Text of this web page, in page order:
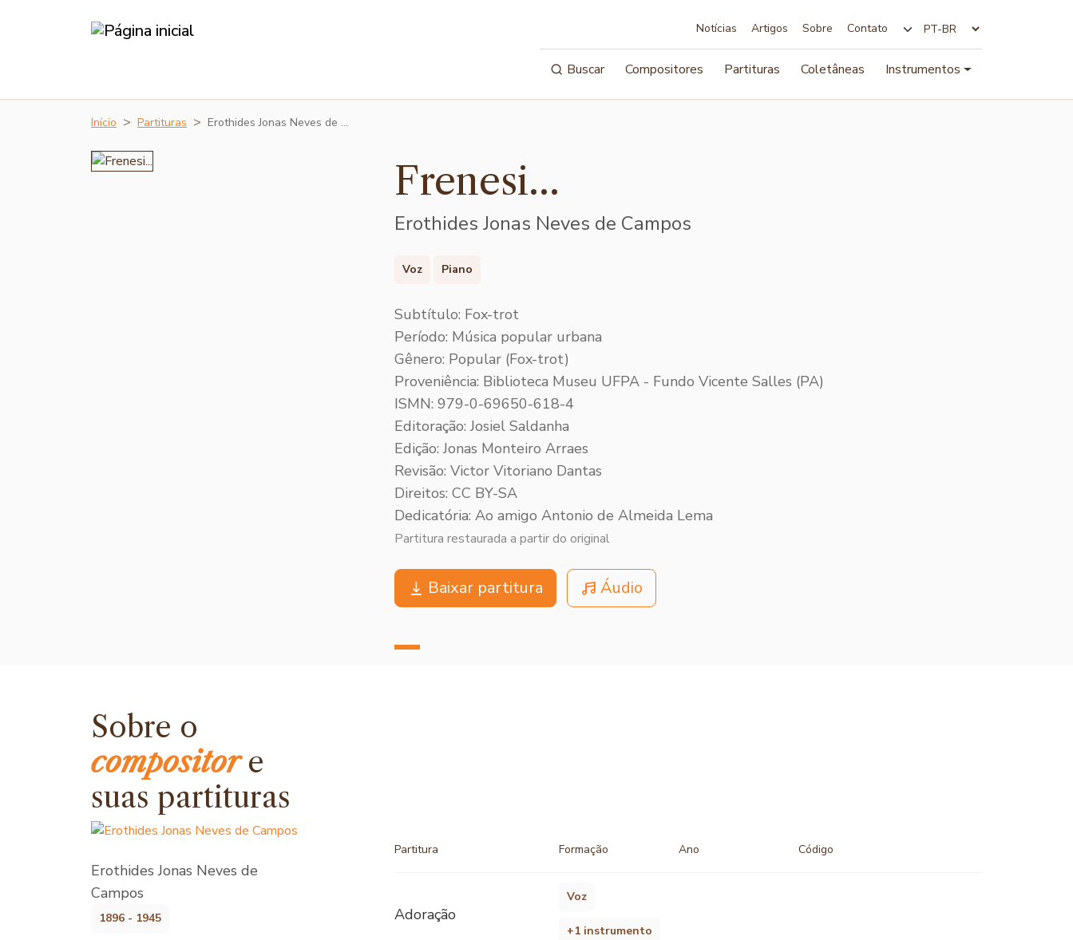
Notícias Artigos Sobre Contato
Buscar Compositores Partituras Coletâneas Instrumentos
Início Partituras Erothides Jonas Neves de …
Frenesi...
Erothides Jonas Neves de Campos
Voz Piano
Subtítulo: Fox-trot
Período: Música popular urbana
Gênero: Popular (Fox-trot)
Proveniência: Biblioteca Museu UFPA - Fundo Vicente Salles (PA)
ISMN: 979-0-69650-618-4
Editoração: Josiel Saldanha
Edição: Jonas Monteiro Arraes
Revisão: Victor Vitoriano Dantas
Direitos: CC BY-SA
Dedicatória: Ao amigo Antonio de Almeida Lema
Partitura restaurada a partir do original
Baixar partitura Áudio
Sobre o
compositore
suas partituras
Erothides Jonas Neves de
Campos
1896 - 1945
Partitura Formação Ano Código
Adoração
Voz
+1 instrumento